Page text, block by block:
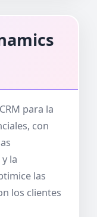
para la
con
la
las
los clientes